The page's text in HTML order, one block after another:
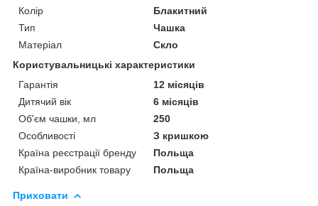
Колір
Блакитний
Тип
Чашка
Матеріал
Скло
Користувальницькі характеристики
Гарантія
12 місяців
Дитячий вік
6 місяців
Об'єм чашки, мл
250
Особливості
З кришкою
Країна реєстрації бренду
Польща
Країна-виробник товару
Польща
Приховати